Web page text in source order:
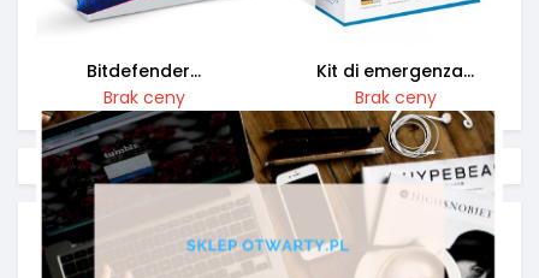
Bitdefender...
Brak ceny
Kit di emergenza...
Brak ceny
NAJPOPULARNIEJSZE PRODUKTY